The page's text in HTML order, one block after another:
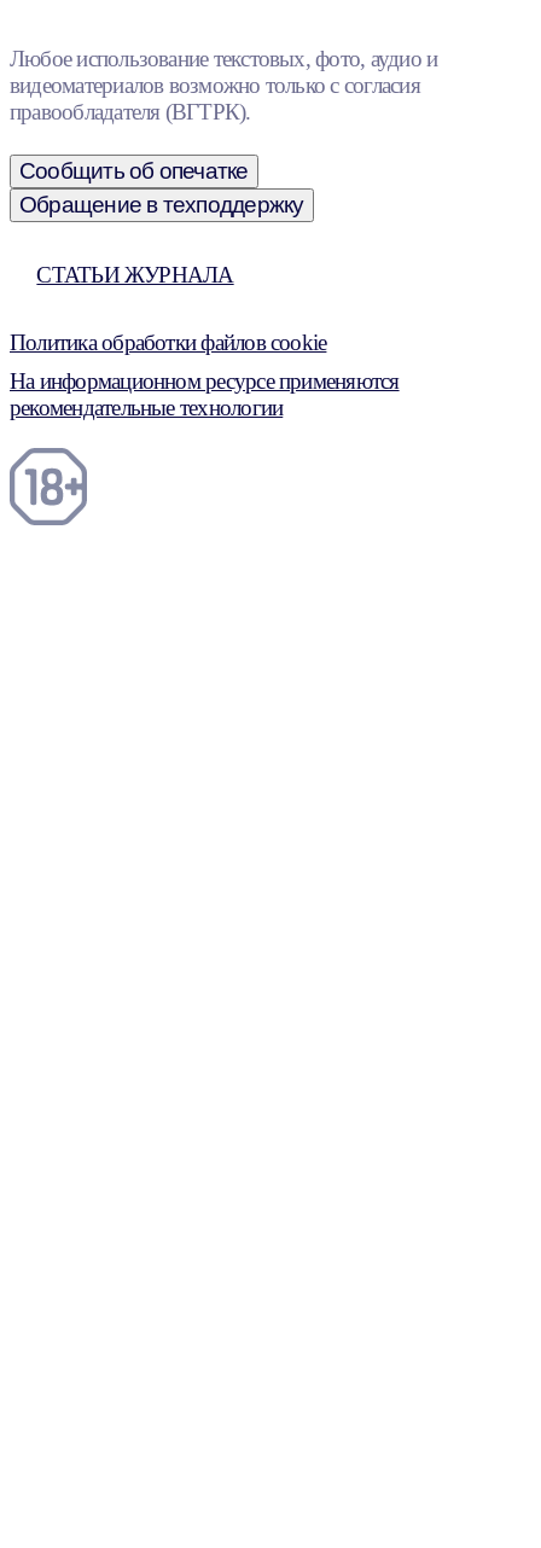
Любое использование текстовых, фото, аудио и
видеоматериалов возможно только с согласия
правообладателя (ВГТРК).
Сообщить об опечатке
Обращение в техподдержку
СТАТЬИ ЖУРНАЛА
Политика обработки файлов cookie
На информационном ресурсе применяются
рекомендательные технологии